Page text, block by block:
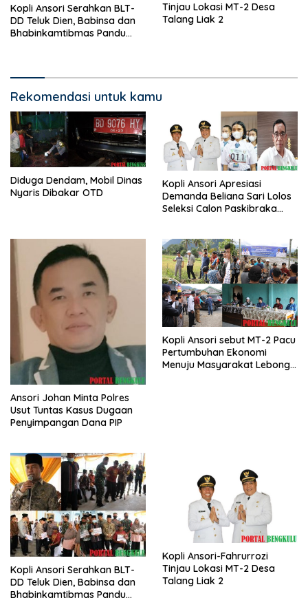
Kopli Ansori Serahkan BLT-
DD Teluk Dien, Babinsa dan
Bhabinkamtibmas Pandu
Tinjau Lokasi MT-2 Desa
Talang Liak 2
Rekomendasi untuk kamu
Diduga Dendam, Mobil Dinas
Nyaris Dibakar OTD
Kopli Ansori Apresiasi
Demanda Beliana Sari Lolos
Seleksi Calon Paskibraka
Ansori Johan Minta Polres
Usut Tuntas Kasus Dugaan
Penyimpangan Dana PIP
Kopli Ansori sebut MT-2 Pacu
Pertumbuhan Ekonomi
Menuju Masyarakat Lebong
Kopli Ansori Serahkan BLT-
DD Teluk Dien, Babinsa dan
Bhabinkamtibmas Pandu
Kopli Ansori-Fahrurrozi
Tinjau Lokasi MT-2 Desa
Talang Liak 2